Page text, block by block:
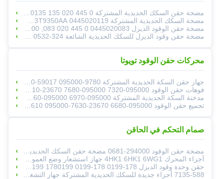
مضخة حقن السكك الحديدية المشتركة 0 445 020 135 0445020135 مضخة حقن الوقود 22100-E0522 لـ Hino
مضخة السكك الحديدية المشتركة 0445020119 CP1 PUMP 0445020119 BH3T9350AA مضخة الوقود لـ Ford Foton Gaz Marrua ، 2.8
مضخة حقن الوقود الديزل 0445020083 0 445 020 083, 32G61-10300 السعر لمحرك Mitsubishi DO4FR Kobelco Excavator SK1
مضخة حقن وقود الديزل للسكك الحديدية الشائعة 324-0532 3240532 10R7659 للحفر CAT E320D C6.4
محركات حقن الوقود تويوتا
جهاز حقن السكة الحديدية المشتركة Assy 095000-8060 095000-9770 095000-8050 095000-7700 23670-59017 095000-9780
فوهات حقن الوقود 095000-7320 095000-7680 23670-0R130 095000-7690 095000-6040 095000-6230 095000-6910
مدخنة السكة الحديدية المشتركة 095000-6970 095000-8060 095000-9770 095000-8050 095000-7700 23670-09190
تجميع حقن الوقود 095000-6680 23670-0R050 095000-6900 095000-7600 095000-7610 095000-7630
صمام التحكم في الحاقن
مضخة حقن الوقود 294000-0681 مضخة حقن السكك الحديدية الشائعة 294000-0680 1111010A720-0000 لـ FAWDE CA4DL
أجزاء المحرك 4HK1 6HK1 6WG1 جهاز استشعار وضع العمود المتحرك 8973061131 8-97306113-1 لـ ZX200-3
حقن وحدة وقود الديزل 178-0199 178-0199 1780199 325C 3126 178-0198 10R0782 177-4754 178-0199
7135-588 أجزاء جديدة للسكك الحديدية المشتركة جهاز التشغيل 7135-588 7206-0379 مع الصمام الكهربائي للصمام المحرك